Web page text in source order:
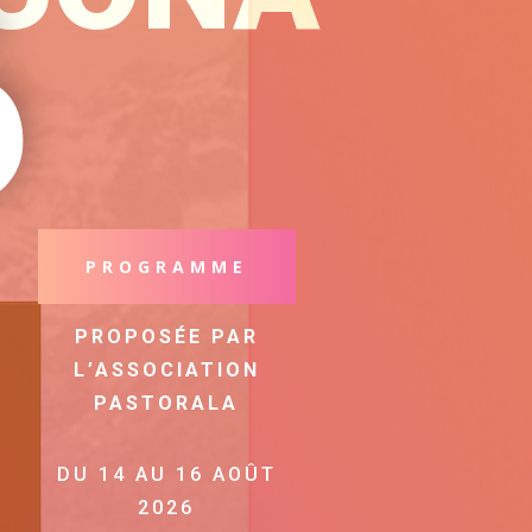
PROGRAMME
PROPOSÉE PAR
L’ASSOCIATION
PASTORALA
DU 14 AU 16 AOÛT
2026